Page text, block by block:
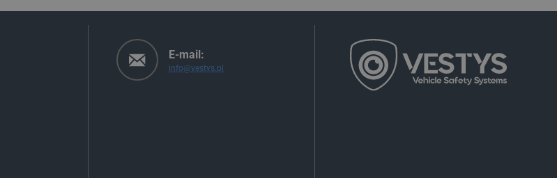
E-mail:
info@vestys.pl